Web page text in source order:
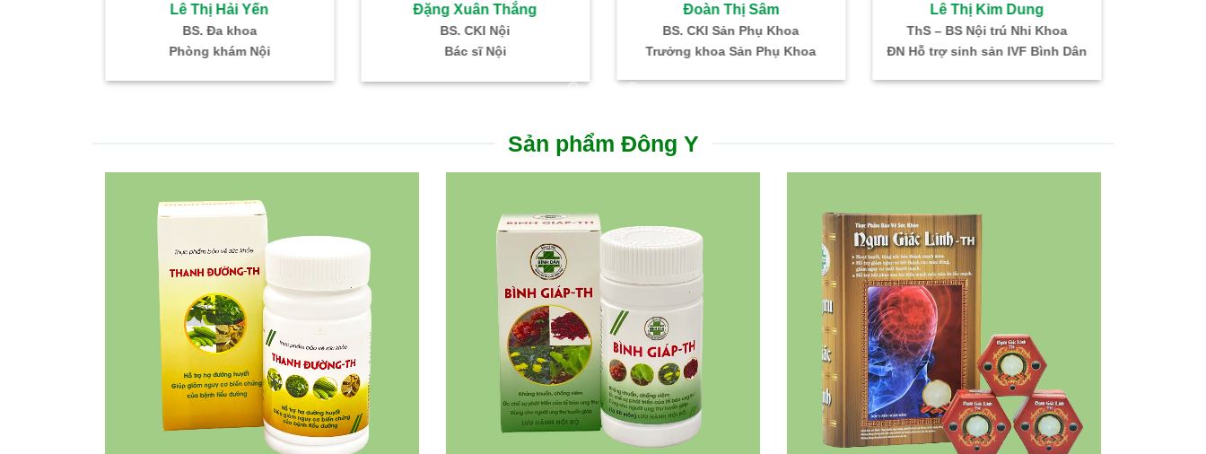
Lê Thị Hải Yến
BS. Đa khoa
Phòng khám Nội
Đặng Xuân Thắng
BS. CKI Nội
Bác sĩ Nội
Đoàn Thị Sâm
BS. CKI Sản Phụ Khoa
Trưởng khoa Sản Phụ Khoa
Lê Thị Kim Dung
ThS – BS Nội trú Nhi Khoa
ĐN Hỗ trợ sinh sản IVF Bình Dân
Sản phẩm Đông Y